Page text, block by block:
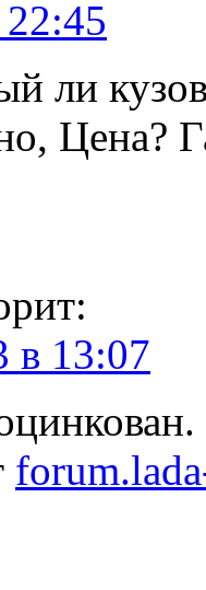
ли
Цена?
в 13:07